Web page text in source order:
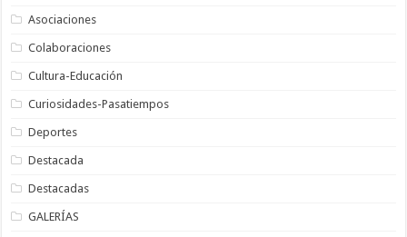
Asociaciones
Colaboraciones
Cultura-Educación
Curiosidades-Pasatiempos
Deportes
Destacada
Destacadas
GALERÍAS